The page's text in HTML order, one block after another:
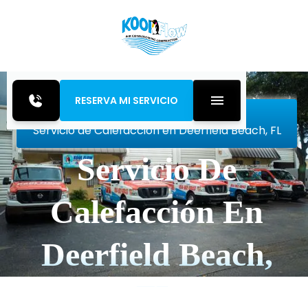
RESERVA MI SERVICIO
Servicio de Calefacción en Deerfield Beach, FL
Servicio De
Calefacción En
Deerfield Beach,